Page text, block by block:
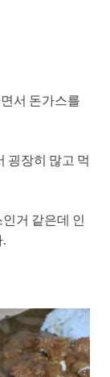
서 돈가스를
굉장히 많고 먹
거 같은데 인